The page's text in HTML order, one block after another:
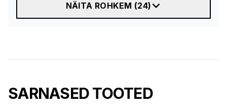
NÄITA ROHKEM (24)
SARNASED TOOTED